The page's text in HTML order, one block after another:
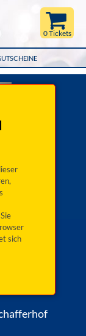
0 Tickets
sich